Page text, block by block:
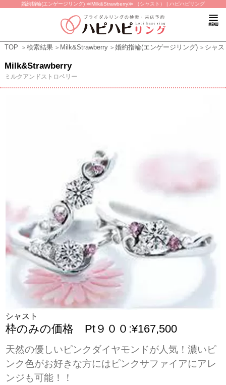
婚約指輪(エンゲージリング) ≪Milk&Strawberry≫ （シャスト） | ハピハピリング
TOP 検索結果 Milk&Strawberry 婚約指輪(エンゲージリング) シャス
Milk&Strawberry
ミルクアンドストロベリー
シャスト
枠のみの価格 Pt９００:¥167,500
天然の優しいピンクダイヤモンドが人気！濃いピ
ンク色がお好きな方にはピンクサファイアにアレ
ンジも可能！！